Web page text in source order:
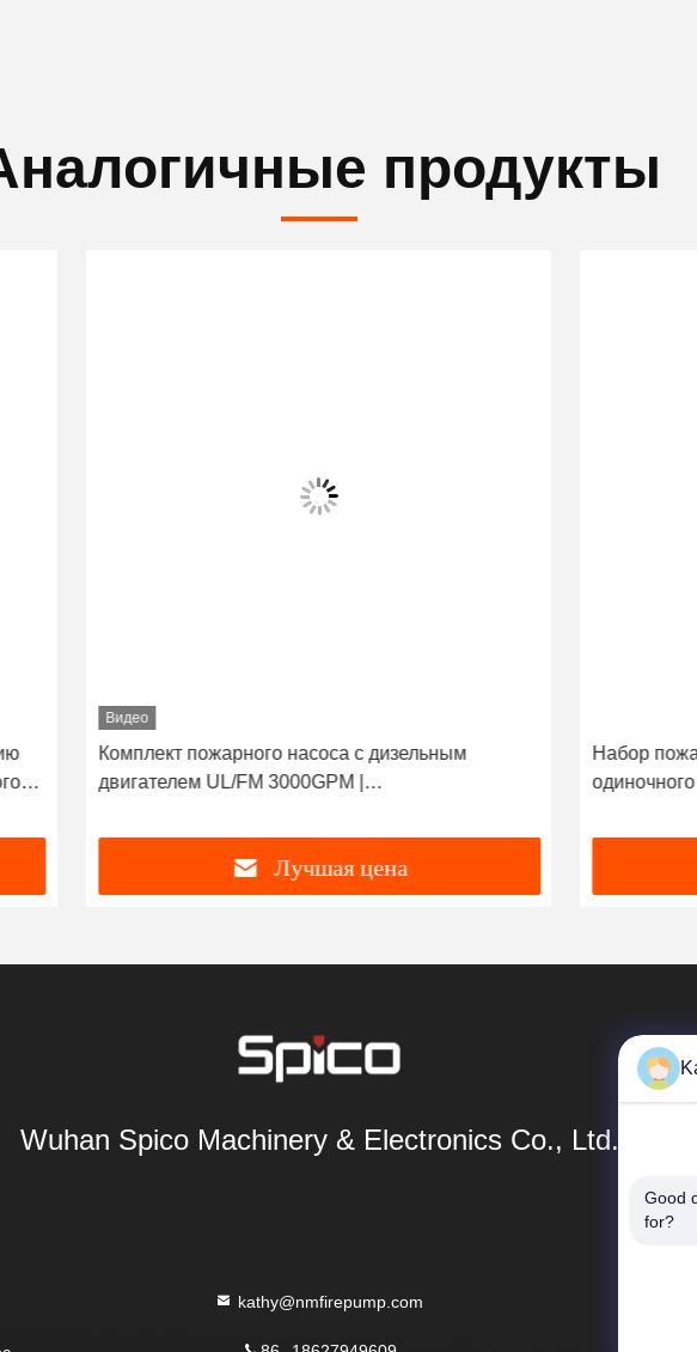
продукты
Видео
Комплект пожарного насоса с дизельным
двигателем UL/FM 3000GPM |
Лучшая цена
Набор
Wuhan Spico Machinery & Electronics Co., Ltd.
kathy@nmfirepump.com
Good
for?